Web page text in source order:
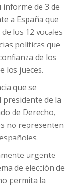
informe de 3 de
a España que
los 12 vocales
políticas que
de los
los jueces.
que se
presidente de la
de Derecho,
no representen
urgente
de elección de
permita la